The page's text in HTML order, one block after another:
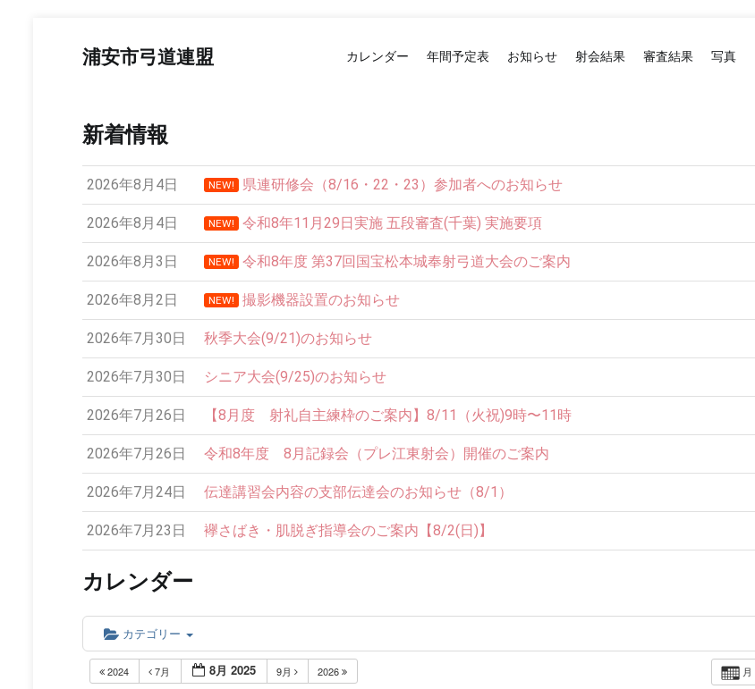
浦安市弓道連盟 カレンダー 年間予定表 お知らせ 射会結果 審査結果 写真
新着情報
2026年8月4日 NEW! 県連研修会（8/16・22・23）参加者へのお知らせ
2026年8月4日 NEW! 令和8年11月29日実施 五段審査(千葉) 実施要項
2026年8月3日 NEW! 令和8年度 第37回国宝松本城奉射弓道大会のご案内
2026年8月2日 NEW! 撮影機器設置のお知らせ
2026年7月30日 秋季大会(9/21)のお知らせ
2026年7月30日 シニア大会(9/25)のお知らせ
2026年7月26日 【8月度 射礼自主練枠のご案内】8/11（火祝)9時〜11時
2026年7月26日 令和8年度 8月記録会（プレ江東射会）開催のご案内
2026年7月24日 伝達講習会内容の支部伝達会のお知らせ（8/1）
2026年7月23日 襷さばき・肌脱ぎ指導会のご案内【8/2(日)】
カレンダー
カテゴリー
月
2024 7月 8月 2025 9月 2026